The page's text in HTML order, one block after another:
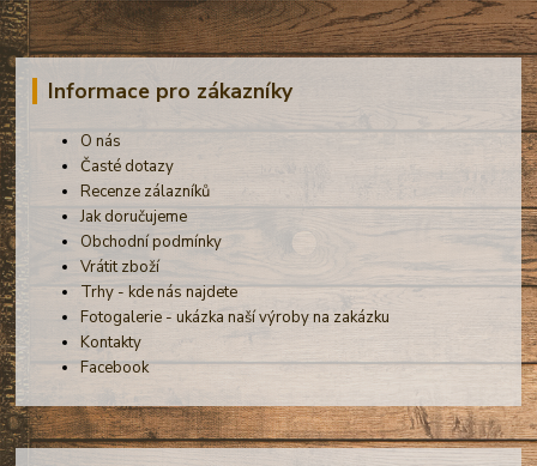
Informace pro zákazníky
O nás
Časté dotazy
Recenze zálazníků
Jak doručujeme
Obchodní podmínky
Vrátit zboží
Trhy - kde nás najdete
Fotogalerie - ukázka naší výroby na zakázku
Kontakty
Facebook